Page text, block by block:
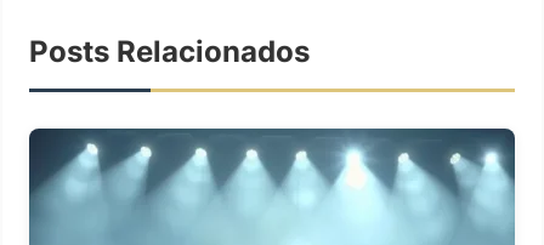
Posts Relacionados